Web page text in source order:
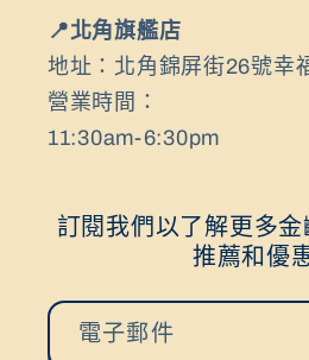
📍北角旗艦店
地址：北角錦屏街26號幸
營業時間：
11:30am-6:30pm
訂閱我們以了解更多
推薦和優
電子郵件